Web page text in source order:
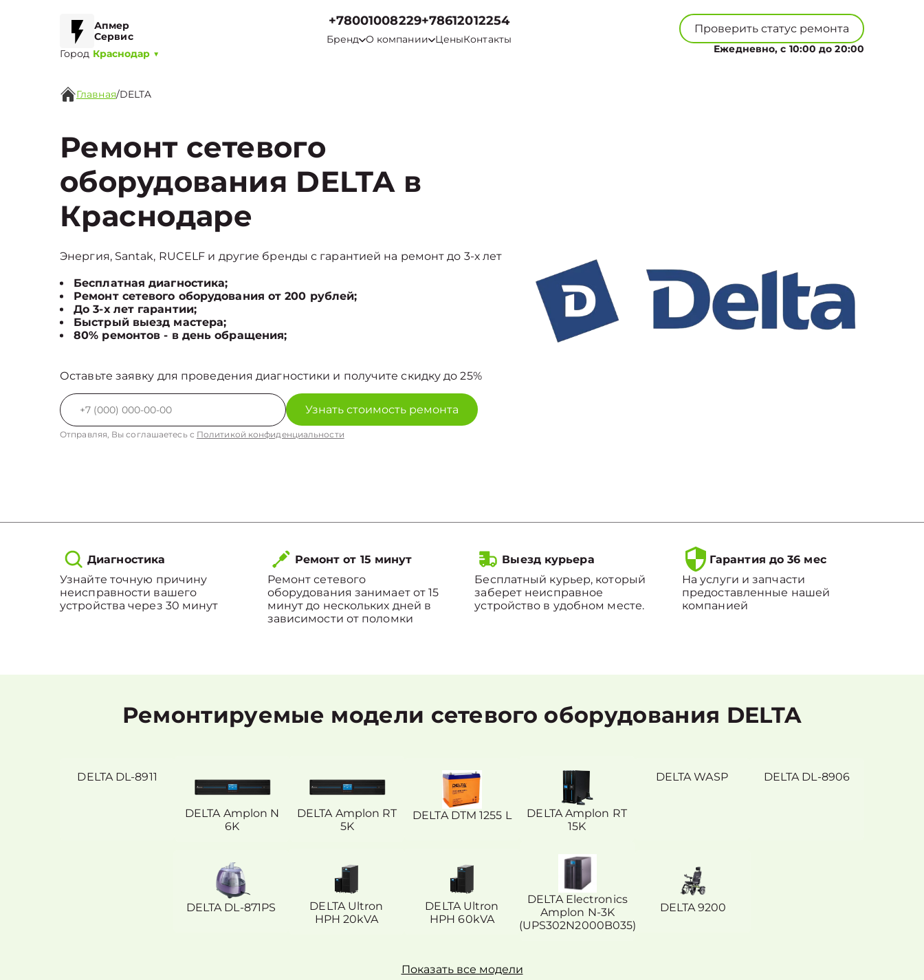
Апмер
Сервис
Город Краснодар ▼
+78001008229+78612012254
Бренд О компании ЦеныКонтакты
Проверить статус ремонта
Ежедневно, с 10:00 до 20:00
Главная/DELTA
Ремонт сетевого
оборудования DELTA в
Краснодаре
Энергия, Santak, RUCELF и другие бренды с гарантией на ремонт до 3-х лет
Бесплатная диагностика;
Ремонт сетевого оборудования от 200 рублей;
До 3-х лет гарантии;
Быстрый выезд мастера;
80% ремонтов - в день обращения;
Оставьте заявку для проведения диагностики и получите скидку до 25%
Узнать стоимость ремонта
Отправляя, Вы соглашаетесь с Политикой конфиденциальности
Диагностика
Узнайте точную причину
неисправности вашего
устройства через 30 минут
Ремонт от 15 минут
Ремонт сетевого
оборудования занимает от 15
минут до нескольких дней в
зависимости от поломки
Выезд курьера
Бесплатный курьер, который
заберет неисправное
устройство в удобном месте.
Гарантия до 36 мес
На услуги и запчасти
предоставленные нашей
компанией
Ремонтируемые модели сетевого оборудования DELTA
DELTA DL-8911
DELTA Amplon N
6K
DELTA Amplon RT
5K
DELTA DTM 1255 L
DELTA Amplon RT
15K
DELTA WASP DELTA DL-8906
DELTA DL-871PS
DELTA Ultron
HPH 20kVA
DELTA Ultron
HPH 60kVA
DELTA Electronics
Amplon N-3K
(UPS302N2000B035)
DELTA 9200
Показать все модели